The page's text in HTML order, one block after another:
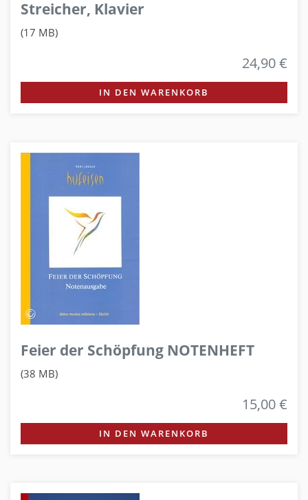
Streicher, Klavier
(17 MB)
24,90 €
IN DEN WARENKORB
Feier der Schöpfung NOTENHEFT
(38 MB)
15,00 €
IN DEN WARENKORB